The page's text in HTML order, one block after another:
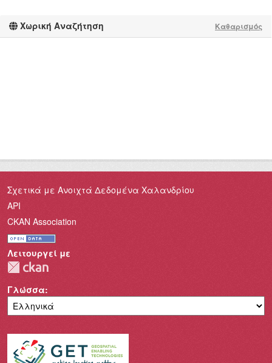
Χωρική Αναζήτηση Καθαρισμός
Σχετικά με Ανοιχτά Δεδομένα Χαλανδρίου
API
CKAN Association
Λειτουργεί με
Γλώσσα